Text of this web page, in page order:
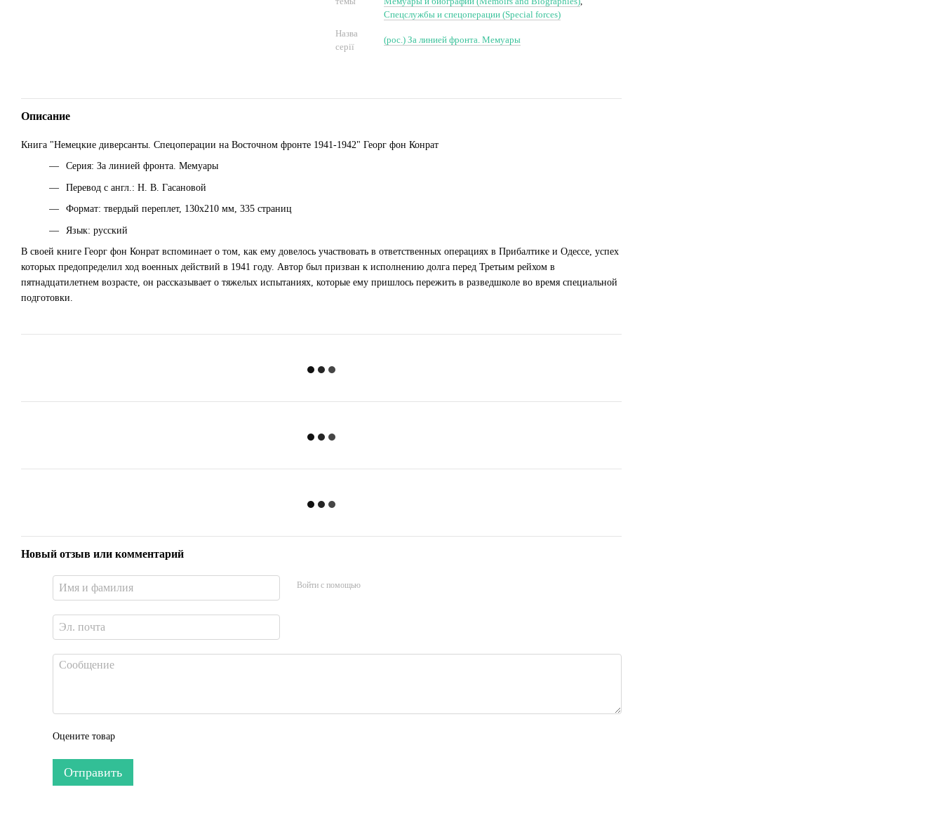
Спецслужбы и спецоперации (Special forces)
Назва
серії
(рос.) За линией фронта. Мемуары
Описание
Книга "Немецкие диверсанты. Спецоперации на Восточном фронте 1941-1942" Георг фон Конрат
Серия: За линией фронта. Мемуары
Перевод с англ.: Н. В. Гасановой
Формат: твердый переплет, 130х210 мм, 335 страниц
Язык: русский
В своей книге Георг фон Конрат вспоминает о том, как ему довелось участвовать в ответственных операциях в Прибалтике и Одессе, успех
которых предопределил ход военных действий в 1941 году. Автор был призван к исполнению долга перед Третьим рейхом в
пятнадцатилетнем возрасте, он рассказывает о тяжелых испытаниях, которые ему пришлось пережить в разведшколе во время специальной
подготовки.
Новый отзыв или комментарий
Войти с помощью
Оцените товар
Отправить